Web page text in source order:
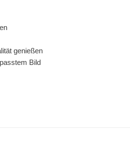
genießen
Bild